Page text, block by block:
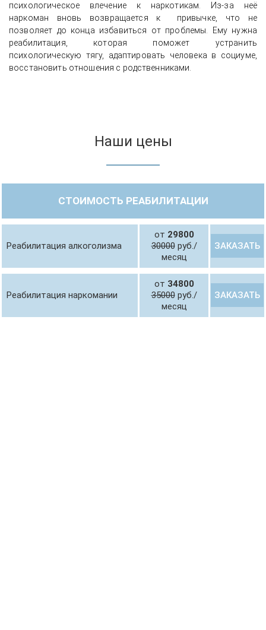
психологическое влечение к наркотикам. Из-за неё
наркоман вновь возвращается к привычке, что не
позволяет до конца избавиться от проблемы. Ему нужна
реабилитация, которая поможет устранить
психологическую тягу, адаптировать человека в социуме,
восстановить отношения с родственниками.
Наши цены
СТОИМОСТЬ РЕАБИЛИТАЦИИ
Реабилитация алкоголизма
от 29800
30000руб./
месяц
ЗАКАЗАТЬ
Реабилитация наркомании
от 34800
35000руб./
месяц
ЗАКАЗАТЬ